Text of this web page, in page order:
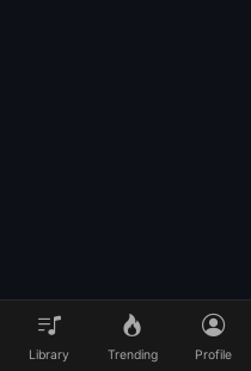
Library Trending Profile